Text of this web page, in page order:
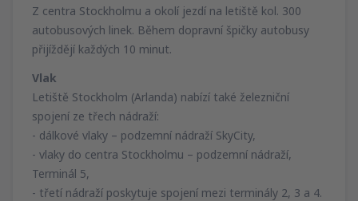
Z centra Stockholmu a okolí jezdí na letiště kol. 300
autobusových linek. Během dopravní špičky autobusy
přijíždějí každých 10 minut.
Vlak
Letiště Stockholm (Arlanda) nabízí také železniční
spojení ze třech nádraží:
- dálkové vlaky – podzemní nádraží SkyCity,
- vlaky do centra Stockholmu – podzemní nádraží,
Terminál 5,
- třetí nádraží poskytuje spojení mezi terminály 2, 3 a 4.